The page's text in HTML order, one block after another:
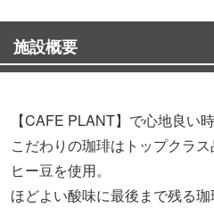
施設概要
【CAFE PLANT】で心地良い
こだわりの珈琲はトップクラ
ヒー豆を使用。
ほどよい酸味に最後まで残る